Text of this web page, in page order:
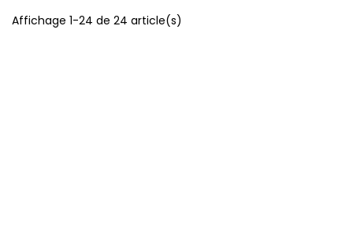
Affichage 1-24 de 24 article(s)